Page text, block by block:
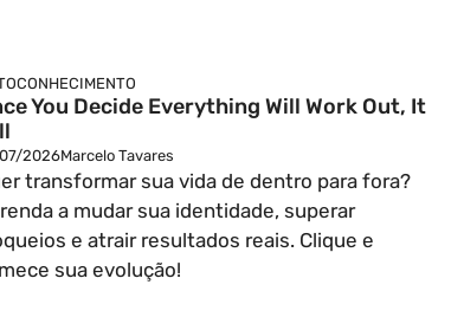
You Decide Everything Will Work Out, It
2026Marcelo Tavares
transformar sua vida de dentro para fora?
a mudar sua identidade, superar
e atrair resultados reais. Clique e
sua evolução!